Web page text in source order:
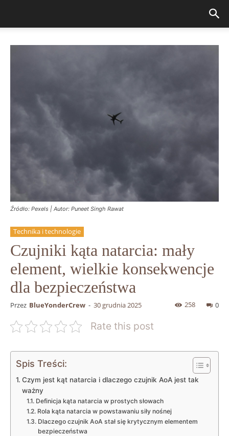
Źródło: Pexels | Autor: Puneet Singh Rawat
Technika i technologie
Czujniki kąta natarcia: mały
element, wielkie konsekwencje
dla bezpieczeństwa
Przez BlueYonderCrew - 30 grudnia 2025 0
258
Rate this post
Spis Treści:
Czym jest kąt natarcia i dlaczego czujnik AoA jest tak
ważny
Definicja kąta natarcia w prostych słowach
Rola kąta natarcia w powstawaniu siły nośnej
Dlaczego czujnik AoA stał się krytycznym elementem
bezpieczeństwa